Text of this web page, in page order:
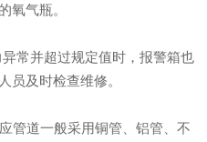
氧气瓶。
常并超过规定值时，报警箱也
员及时检查维修。
管道一般采用铜管、铝管、不